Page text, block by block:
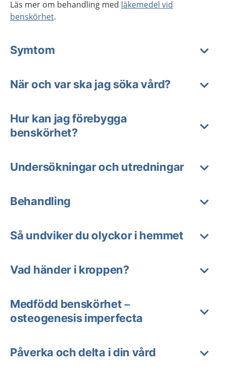
Läs mer om behandling med läkemedel vid
benskörhet.
Symtom
När och var ska jag söka vård?
Hur kan jag förebygga
benskörhet?
Undersökningar och utredningar
Behandling
Så undviker du olyckor i hemmet
Vad händer i kroppen?
Medfödd benskörhet –
osteogenesis imperfecta
Påverka och delta i din vård